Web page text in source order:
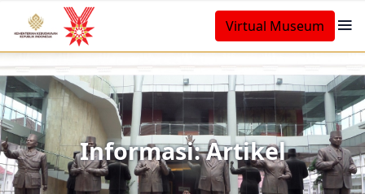
Virtual Museum
Informasi: Artikel